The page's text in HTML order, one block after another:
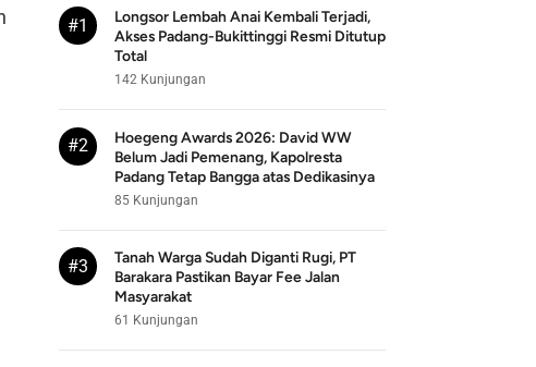
#1
Longsor Lembah Anai Kembali Terjadi,
Akses Padang-Bukittinggi Resmi Ditutup
Total
142 Kunjungan
#2
Hoegeng Awards 2026: David WW
Belum Jadi Pemenang, Kapolresta
Padang Tetap Bangga atas Dedikasinya
85 Kunjungan
#3
Tanah Warga Sudah Diganti Rugi, PT
Barakara Pastikan Bayar Fee Jalan
Masyarakat
61 Kunjungan